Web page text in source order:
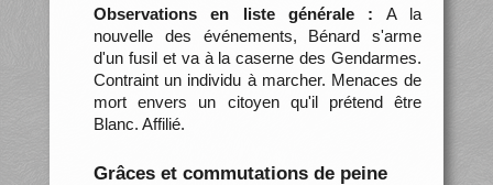
Observations en liste générale : A la
nouvelle des événements, Bénard s'arme
d'un fusil et va à la caserne des Gendarmes.
Contraint un individu à marcher. Menaces de
mort envers un citoyen qu'il prétend être
Blanc. Affilié.
Grâces et commutations de peine